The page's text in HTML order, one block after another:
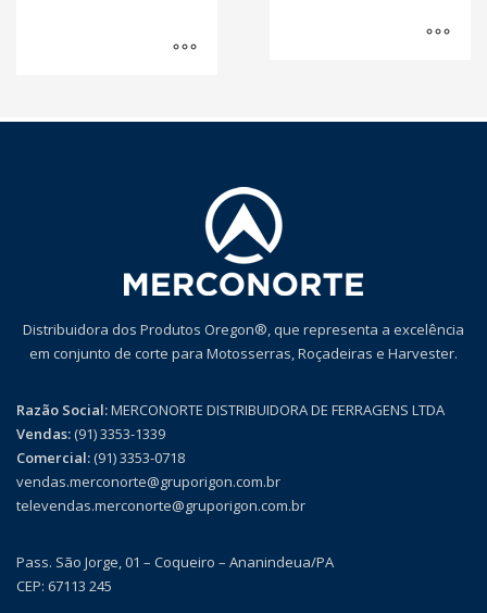
Distribuidora dos Produtos Oregon®, que representa a excelência
em conjunto de corte para Motosserras, Roçadeiras e Harvester.
Razão Social:MERCONORTE DISTRIBUIDORA DE FERRAGENS LTDA
Vendas:(91) 3353-1339
Comercial:(91) 3353-0718
vendas.merconorte@gruporigon.com.br
televendas.merconorte@gruporigon.com.br
Pass. São Jorge, 01 – Coqueiro – Ananindeua/PA
CEP: 67113 245